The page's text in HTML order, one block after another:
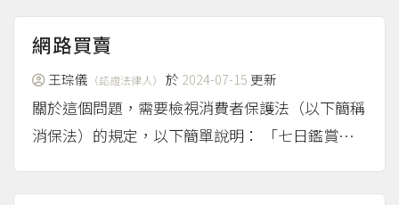
貼文。 如果遭遇詐騙，建議您可以撥打165反詐騙
專線諮詢、報案，也可以先使用「165反詐騙系
統」線上通...
（more...）
網路買賣
王琮儀 （認證法律人） 於 2024-07-15 更新
關於這個問題，需要檢視消費者保護法（以下簡稱
消保法）的規定，以下簡單說明： 「七日鑑賞
「通訊交易」（如網購、電視購物）或訪問交易的